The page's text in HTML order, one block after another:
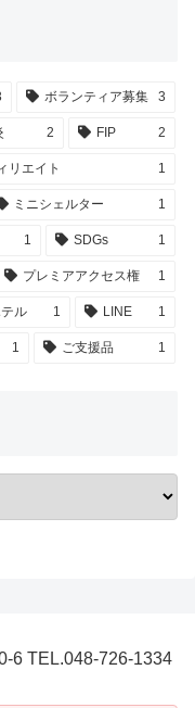
ボランティア募集 3
2 FIP 2
リエイト 1
ミニシェルター 1
1 SDGs 1
プレミアアクセス権 1
ル 1 LINE 1
1 ご支援品 1
6 TEL.048-726-1334